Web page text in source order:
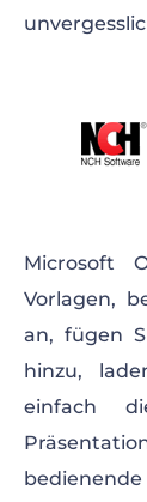
Microsoft
Vorlagen,
an, fügen
hinzu,
einfach